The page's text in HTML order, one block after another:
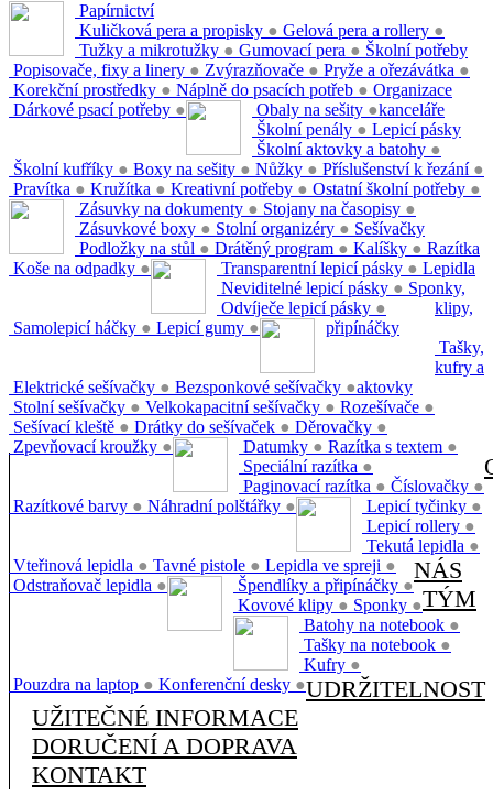
Papírnictví
Kuličková pera a propisky ● Gelová pera a rollery ●
Tužky a mikrotužky ● Gumovací pera ●
Popisovače, fixy a linery ● Zvýrazňovače ● Pryže a ořezávátka ●
Korekční prostředky ● Náplně do psacích potřeb ●
Dárkové psací potřeby ●
Školní potřeby
Obaly na sešity ●
Školní penály ●
Školní aktovky a batohy ●
Školní kufříky ● Boxy na sešity ● Nůžky ● Příslušenství k řezání ●
Pravítka ● Kružítka ● Kreativní potřeby ● Ostatní školní potřeby ●
Organizace
kanceláře
Zásuvky na dokumenty ● Stojany na časopisy ●
Zásuvkové boxy ● Stolní organizéry ●
Podložky na stůl ● Drátěný program ● Kalíšky ●
Koše na odpadky ●
Lepicí pásky
Transparentní lepicí pásky ●
Neviditelné lepicí pásky ●
Odvíječe lepicí pásky ●
Samolepicí háčky ● Lepicí gumy ●
Sešívačky
Elektrické sešívačky ● Bezsponkové sešívačky ●
Stolní sešívačky ● Velkokapacitní sešívačky ● Rozešívače ●
Sešívací kleště ● Drátky do sešívaček ● Děrovačky ●
Zpevňovací kroužky ●
Razítka
Datumky ● Razítka s textem ●
Speciální razítka ●
Paginovací razítka ● Číslovačky ●
Razítkové barvy ● Náhradní polštářky ●
Lepidla
Lepicí tyčinky ●
Lepicí rollery ●
Tekutá lepidla ●
Vteřinová lepidla ● Tavné pistole ● Lepidla ve spreji ●
Odstraňovač lepidla ●
Sponky,
klipy,
připínáčky
Špendlíky a připínáčky ●
Kovové klipy ● Sponky ●
Tašky,
kufry a
aktovky
Batohy na notebook ●
Tašky na notebook ●
Kufry ●
Pouzdra na laptop ● Konferenční desky ●
NÁS
TÝM
UDRŽITELNOST
UŽITEČNÉ INFORMACE
DORUČENÍ A DOPRAVA
KONTAKT